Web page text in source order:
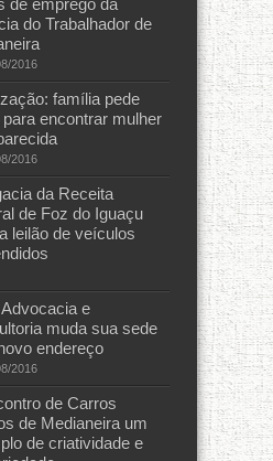
de emprego da
do Trabalhador de
2016
família pede
para encontrar mulher
2016
da Receita
de Foz do Iguaçu
leilão de veículos
e
muda sua sede
endereço
2016
de Carros
de Medianeira um
de criatividade e